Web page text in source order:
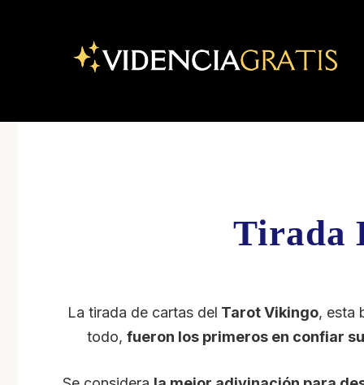
Tirada
La tirada de cartas del Tarot Vikingo, esta
todo, fueron los primeros en confiar